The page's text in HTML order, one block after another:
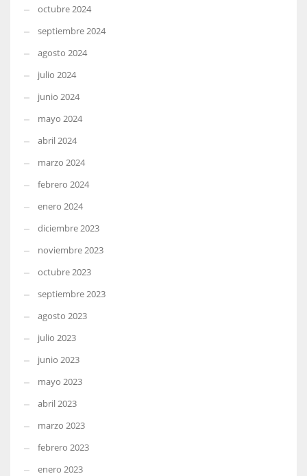
octubre 2024
septiembre 2024
agosto 2024
julio 2024
junio 2024
mayo 2024
abril 2024
marzo 2024
febrero 2024
enero 2024
diciembre 2023
noviembre 2023
octubre 2023
septiembre 2023
agosto 2023
julio 2023
junio 2023
mayo 2023
abril 2023
marzo 2023
febrero 2023
enero 2023